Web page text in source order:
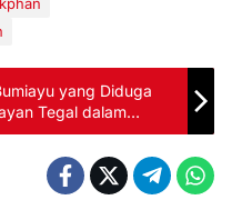
yang Diduga
Tegal dalam